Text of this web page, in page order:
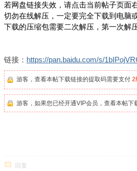
若网盘链接失效，请点击当前帖子页面
切勿在线解压，一定要完全下载到电脑
下载的压缩包需要二次解压，第一次解
链接： https://pan.baidu.com/s/
游客，查看本帖下载链接的提取码需要支付 2
游客，如果您已经开通VIP会员，查看本帖下
回复